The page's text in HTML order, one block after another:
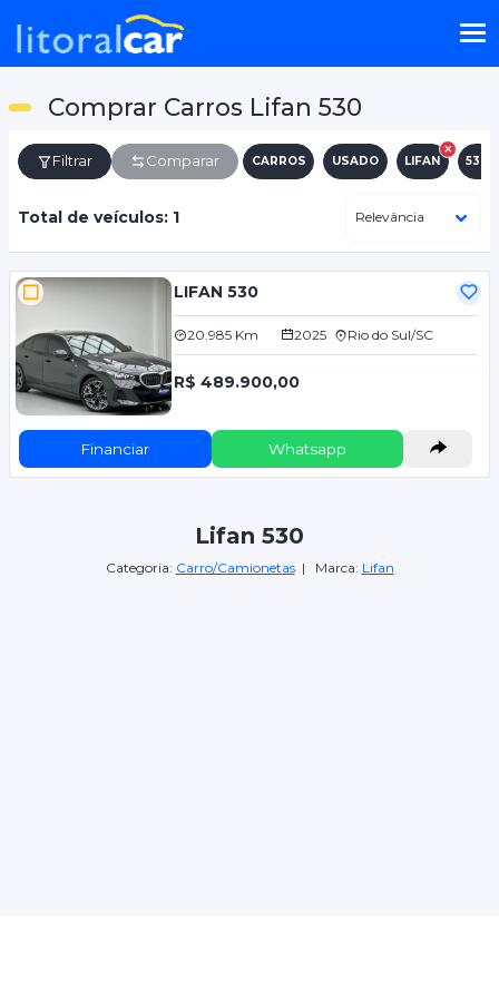
Comprar Carros Lifan 530
Filtrar Comparar CARROS USADO LIFAN 530
Total de veículos: 1
LIFAN 530
20.985 Km 2025 Rio do Sul/SC
R$ 489.900,00
Financiar Whatsapp
Lifan 530
Categoria: Carro/Camionetas| Marca: Lifan